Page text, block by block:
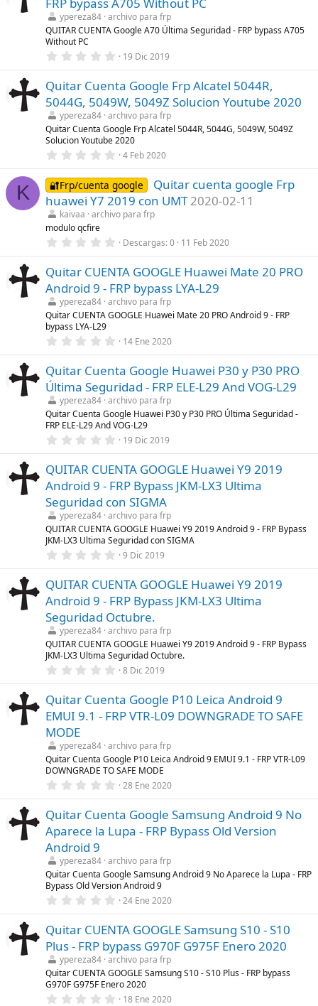
s
t
r
e
s
)
ypereza84 archivo para frp
QUITAR CUENTA Google A70 Última Seguridad - FRP bypass A705
Without PC
0
0
0
e
s
t
r
e
l
(
s
)
19 Dic 2019
Quitar Cuenta Google Frp Alcatel 5044R,
5044G, 5049W, 5049Z Solucion Youtube 2020
ypereza84 archivo para frp
Quitar Cuenta Google Frp Alcatel 5044R, 5044G, 5049W, 5049Z
Solucion Youtube 2020
0
0
0
e
s
t
l
(
s
)
4 Feb 2020
K 🔐Frp/cuenta google
Quitar cuenta google Frp
huawei Y7 2019 con UMT 2020-02-11
kaivaa
archivo para frp
modulo qcfire
0
0
0
e
s
t
r
e
s
Descargas 0 11 Feb 2020
Quitar CUENTA GOOGLE Huawei Mate 20 PRO
Android 9 - FRP bypass LYA-L29
ypereza84 archivo para frp
Quitar CUENTA GOOGLE Huawei Mate 20 PRO Android 9 - FRP
bypass LYA-L29
0
0
0
e
s
t
r
e
l
s
)
14 Ene 2020
Quitar Cuenta Google Huawei P30 y P30 PRO
Última Seguridad - FRP ELE-L29 And VOG-L29
ypereza84 archivo para frp
Quitar Cuenta Google Huawei P30 y P30 PRO Última Seguridad -
FRP ELE-L29 And VOG-L29
0
0
0
e
s
t
r
e
l
l
a
s
)
19 Dic 2019
QUITAR CUENTA GOOGLE Huawei Y9 2019
Android 9 - FRP Bypass JKM-LX3 Ultima
Seguridad con SIGMA
ypereza84 archivo para frp
QUITAR CUENTA GOOGLE Huawei Y9 2019 Android 9 - FRP Bypass
JKM-LX3 Ultima Seguridad con SIGMA
0
0
0
e
s
t
r
e
l
l
a
s
)
9 Dic 2019
QUITAR CUENTA GOOGLE Huawei Y9 2019
Android 9 - FRP Bypass JKM-LX3 Ultima
Seguridad Octubre.
ypereza84 archivo para frp
QUITAR CUENTA GOOGLE Huawei Y9 2019 Android 9 - FRP Bypass
JKM-LX3 Ultima Seguridad Octubre.
0
0
0
e
s
e
l
l
a
s
)
8 Dic 2019
Quitar Cuenta Google P10 Leica Android 9
EMUI 9.1 - FRP VTR-L09 DOWNGRADE TO SAFE
MODE
ypereza84 archivo para frp
Quitar Cuenta Google P10 Leica Android 9 EMUI 9.1 - FRP VTR-L09
DOWNGRADE TO SAFE MODE
0
0
0
e
s
e
l
l
a
s
)
28 Ene 2020
Quitar Cuenta Google Samsung Android 9 No
Aparece la Lupa - FRP Bypass Old Version
Android 9
ypereza84 archivo para frp
Quitar Cuenta Google Samsung Android 9 No Aparece la Lupa - FRP
Bypass Old Version Android 9
0
0
0
e
s
t
r
e
l
24 Ene 2020
Quitar CUENTA GOOGLE Samsung S10 - S10
Plus - FRP bypass G970F G975F Enero 2020
ypereza84 archivo para frp
Quitar CUENTA GOOGLE Samsung S10 - S10 Plus - FRP bypass
G970F G975F Enero 2020
0 18 Ene 2020